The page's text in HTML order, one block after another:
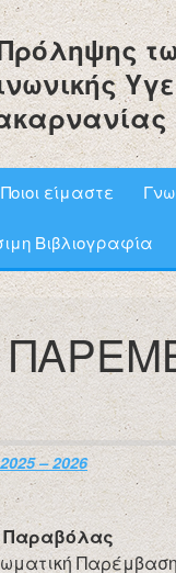
Ποιοι είμαστε
Βιβλιογραφία
– 2026
Παραβόλας
Παρέμβαση